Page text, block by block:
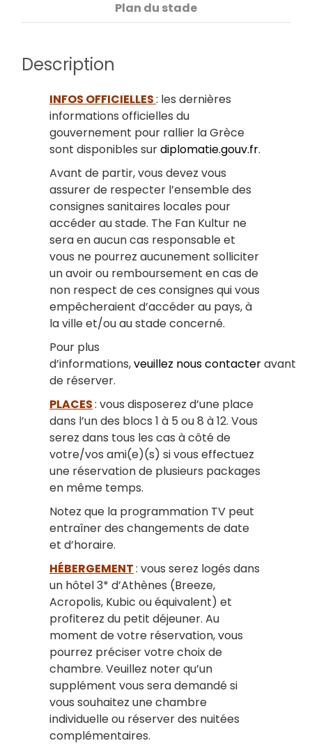
Plan du stade
Description
INFOS OFFICIELLES: les dernières
informations officielles du
gouvernement pour rallier la Grèce
sont disponibles surdiplomatie.gouv.fr.
Avant de partir, vous devez vous
assurer de respecter l’ensemble des
consignes sanitaires locales pour
accéder au stade. The Fan Kultur ne
sera en aucun cas responsable et
vous ne pourrez aucunement solliciter
un avoir ou remboursement en cas de
non respect de ces consignes qui vous
empêcheraient d’accéder au pays, à
la ville et/ou au stade concerné.
Pour plus
d’informations,veuillez nous contacteravant
de réserver.
PLACES: vous disposerez d’une place
dans l’un des blocs 1 à 5 ou 8 à 12. Vous
serez dans tous les cas à côté de
votre/vos ami(e)(s) si vous effectuez
une réservation de plusieurs packages
en même temps.
Notez que la programmation TV peut
entraîner des changements de date
et d’horaire.
HÉBERGEMENT: vous serez logés dans
un hôtel 3* d’Athènes (Breeze,
Acropolis, Kubic ou équivalent) et
profiterez du petit déjeuner. Au
moment de votre réservation, vous
pourrez préciser votre choix de
chambre. Veuillez noter qu’un
supplément vous sera demandé si
vous souhaitez une chambre
individuelle ou réserver des nuitées
complémentaires.